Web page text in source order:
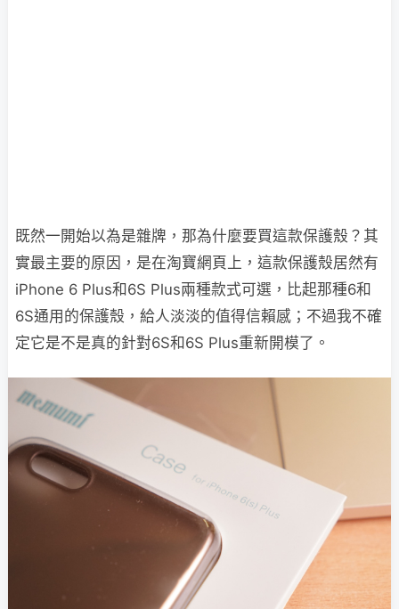
既然一開始以為是雜牌，那為什麼要買這款保護殼？其
實最主要的原因，是在淘寶網頁上，這款保護殼居然有
iPhone 6 Plus和6S Plus兩種款式可選，比起那種6和
6S通用的保護殼，給人淡淡的值得信賴感；不過我不確
定它是不是真的針對6S和6S Plus重新開模了。